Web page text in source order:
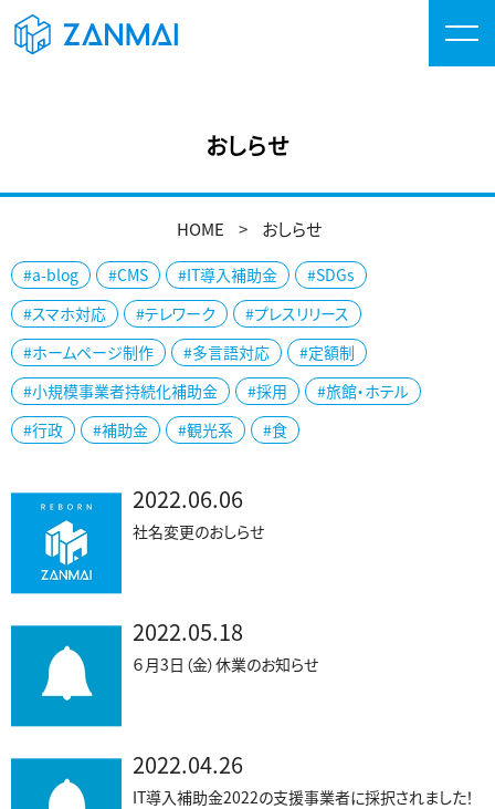
おしらせ
HOME おしらせ
#a-blog #CMS #IT導入補助金
#SDGs
#スマホ対応
#テレワーク
#プレスリリース
#ホームページ制作
#多言語対応
#定額制
#小規模事業者持続化補助金
#採用
#旅館・ホテル
#行政
#補助金 #観光系 #食
2022.06.06
社名変更のおしらせ
2022.05.18
６月3日（金）休業のお知らせ
2022.04.26
IT導入補助金2022の支援事業者に採択されました！